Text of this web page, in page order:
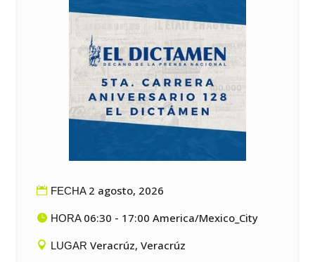
FECHA 2 agosto, 2026
HORA 06:30 - 17:00 America/Mexico_City
LUGAR Veracrúz, Veracrúz